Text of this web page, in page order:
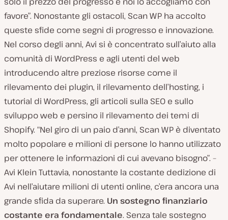
favore”. Nonostante gli ostacoli, Scan WP ha accolto
queste sfide come segni di progresso e innovazione.
Nel corso degli anni, Avi si è concentrato sull’aiuto alla
comunità di WordPress e agli utenti del web
introducendo altre preziose risorse come il
rilevamento dei plugin, il rilevamento dell’hosting, i
tutorial di WordPress, gli articoli sulla SEO e sullo
sviluppo web e persino il rilevamento dei temi di
Shopify. “Nel giro di un paio d’anni, Scan WP è diventato
molto popolare e milioni di persone lo hanno utilizzato
per ottenere le informazioni di cui avevano bisogno”. –
Avi Klein Tuttavia, nonostante la costante dedizione di
Avi nell’aiutare milioni di utenti online, c’era ancora una
grande sfida da superare. Un sostegno finanziario
costante era fondamentale. Senza tale sostegno